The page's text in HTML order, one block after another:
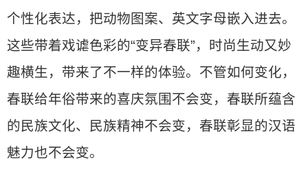
个性化表达，把动物图案、英文字母嵌入进去。
这些带着戏谑色彩的“变异春联”，时尚生动又妙
趣横生，带来了不一样的体验。不管如何变化，
春联给年俗带来的喜庆氛围不会变，春联所蕴含
的民族文化、民族精神不会变，春联彰显的汉语
魅力也不会变。